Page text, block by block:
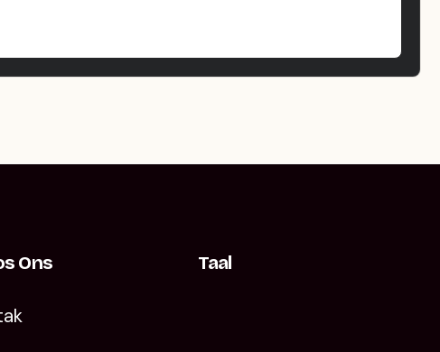
Ons Taal